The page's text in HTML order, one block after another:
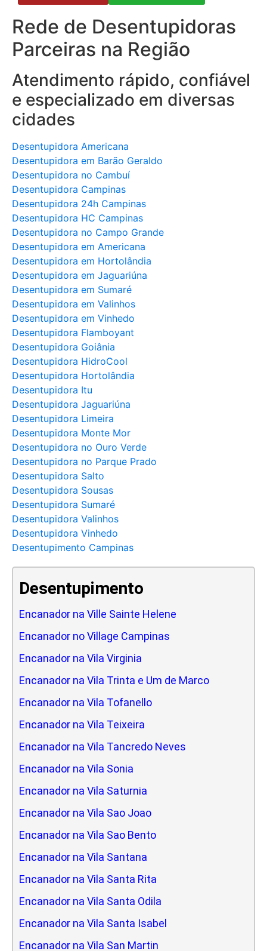
Rede de Desentupidoras
Parceiras na Região
Atendimento rápido, confiável
e especializado em diversas
cidades
Desentupidora Americana
Desentupidora em Barão Geraldo
Desentupidora no Cambuí
Desentupidora Campinas
Desentupidora 24h Campinas
Desentupidora HC Campinas
Desentupidora no Campo Grande
Desentupidora em Americana
Desentupidora em Hortolândia
Desentupidora em Jaguariúna
Desentupidora em Sumaré
Desentupidora em Valinhos
Desentupidora em Vinhedo
Desentupidora Flamboyant
Desentupidora Goiânia
Desentupidora HidroCool
Desentupidora Hortolândia
Desentupidora Itu
Desentupidora Jaguariúna
Desentupidora Limeira
Desentupidora Monte Mor
Desentupidora no Ouro Verde
Desentupidora no Parque Prado
Desentupidora Salto
Desentupidora Sousas
Desentupidora Sumaré
Desentupidora Valinhos
Desentupidora Vinhedo
Desentupimento Campinas
Desentupimento
Encanador na Ville Sainte Helene
Encanador no Village Campinas
Encanador na Vila Virginia
Encanador na Vila Trinta e Um de Marco
Encanador na Vila Tofanello
Encanador na Vila Teixeira
Encanador na Vila Tancredo Neves
Encanador na Vila Sonia
Encanador na Vila Saturnia
Encanador na Vila Sao Joao
Encanador na Vila Sao Bento
Encanador na Vila Santana
Encanador na Vila Santa Rita
Encanador na Vila Santa Odila
Encanador na Vila Santa Isabel
Encanador na Vila San Martin